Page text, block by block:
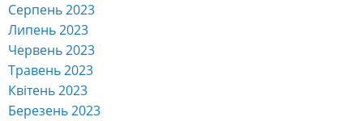
Серпень 2023
Липень 2023
Червень 2023
Травень 2023
Квітень 2023
Березень 2023